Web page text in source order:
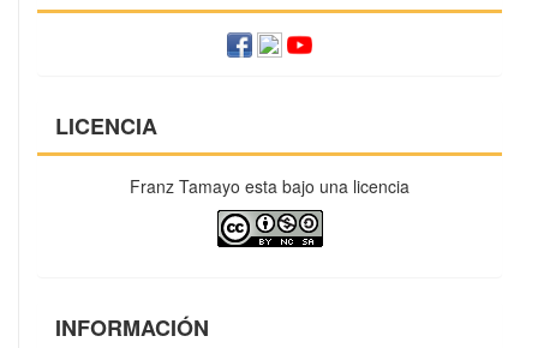
LICENCIA
Franz Tamayo esta bajo una licencia
INFORMACIÓN